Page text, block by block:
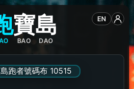
EN
寶
BAO
島
DAO